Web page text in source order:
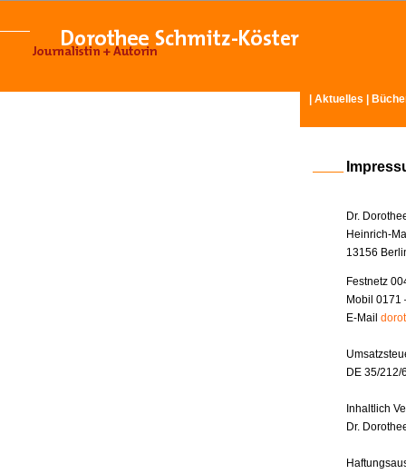
Aktuelles
Dr.
Heinrich-
13156
Festnetz
Mobil 0171
E-Mail
DE 35/212/
Inhaltlich
Dr.